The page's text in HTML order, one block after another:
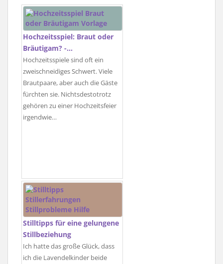
Hochzeitsspiel: Braut oder
Bräutigam? -…
Hochzeitsspiele sind oft ein
zweischneidiges Schwert. Viele
Brautpaare, aber auch die Gäste
fürchten sie. Nichtsdestotrotz
gehören zu einer Hochzeitsfeier
irgendwie…
Stilltipps für eine gelungene
Stillbeziehung
Ich hatte das große Glück, dass
ich die Lavendelkinder beide